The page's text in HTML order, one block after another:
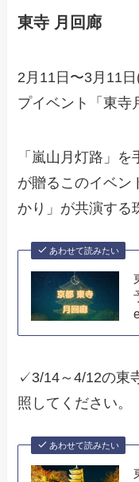
東寺 月回廊
2月11日〜3月11
プイベント「東寺
「嵐山月灯路」
が贈るこのイベン
かり」が共演する
あわせて読みたい
✓3/14～4/12の東
照してください。
あわせて読みたい